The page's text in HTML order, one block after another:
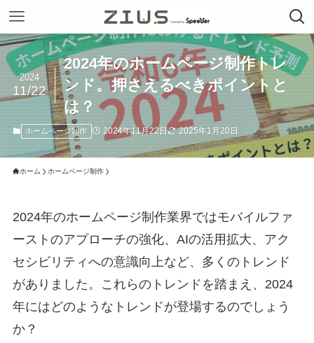
2024年のホームページ制作トレ
ンド。押さえるべきポイントと
は？
2024
11/22
ホームページ制作 2024年11月22日 2025年1月20日
ホーム ホームページ制作
2024年のホームページ制作業界ではモバイルファ
ーストのアプローチの強化、AIの活用拡大、アク
セシビリティへの意識向上など、多くのトレンド
がありました。これらのトレンドを踏まえ、2024
年にはどのようなトレンドが登場するのでしょう
か？